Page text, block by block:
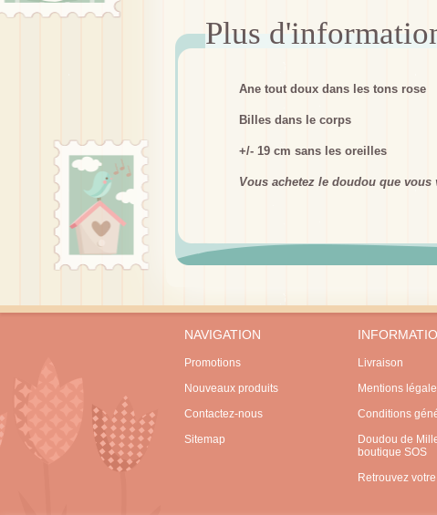
Ane tout doux dans les tons rose
Billes dans le corps
+/- 19 cm sans les oreilles
Vous achetez le doudou que
NAVIGATION
Promotions
Nouveaux produits
Contactez-nous
Sitemap
Livraison
Mentions
Conditions
Doudou de
boutique SOS
Retrouvez